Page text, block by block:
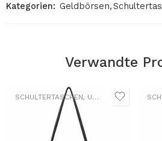
Kategorien: Geldbörsen,
Verwandte
SCHULTERTASCHEN, UMHÄNGETASCHEN